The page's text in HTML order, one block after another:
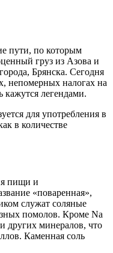
пути, по которым
груз из Азова и
Брянска. Сегодня
непомерных налогах на
кажутся легендами.
для употребления в
в количестве
пищи и
«поваренная»,
служат соляные
помолов. Кроме Na
других минералов, что
Каменная соль